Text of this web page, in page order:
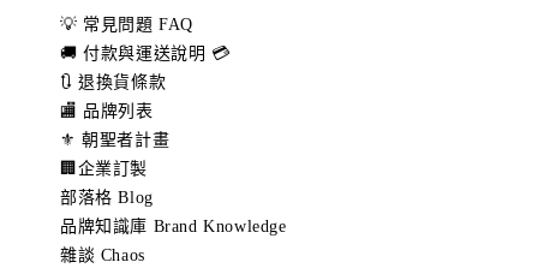
💡 常見問題 FAQ
🚚 付款與運送說明 💳
🔃 退換貨條款
🏬 品牌列表
⚜️ 朝聖者計畫
🏢企業訂製
部落格 Blog
品牌知識庫 Brand Knowledge
雜談 Chaos